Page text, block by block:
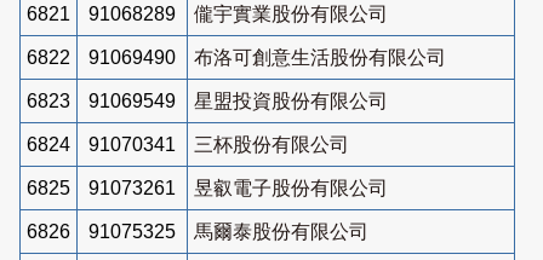
6821 91068289 儱宇實業股份有限公司
6822 91069490 布洛可創意生活股份有限公司
6823 91069549 星盟投資股份有限公司
6824 91070341 三杯股份有限公司
6825 91073261 昱叡電子股份有限公司
6826 91075325 馬爾泰股份有限公司